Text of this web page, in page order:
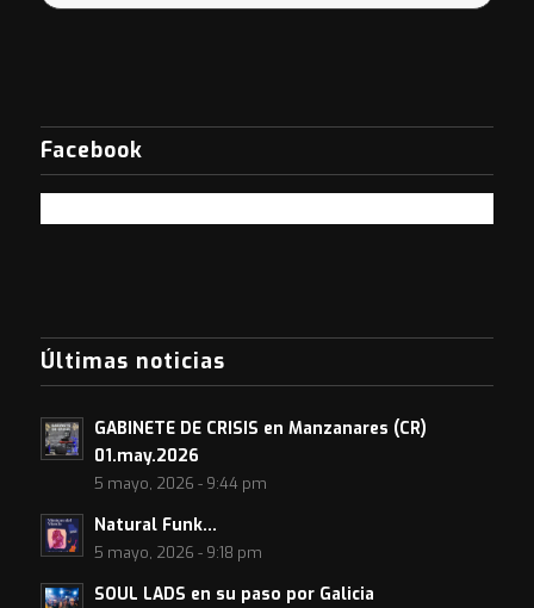
Facebook
Últimas noticias
GABINETE DE CRISIS en Manzanares (CR)
01.may.2026
5 mayo, 2026 - 9:44 pm
Natural Funk…
5 mayo, 2026 - 9:18 pm
SOUL LADS en su paso por Galicia